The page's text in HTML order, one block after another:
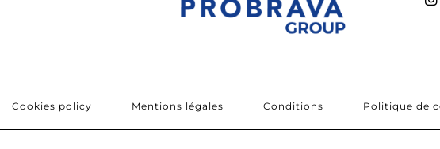
Cookies policy Mentions légales Conditions Politique de